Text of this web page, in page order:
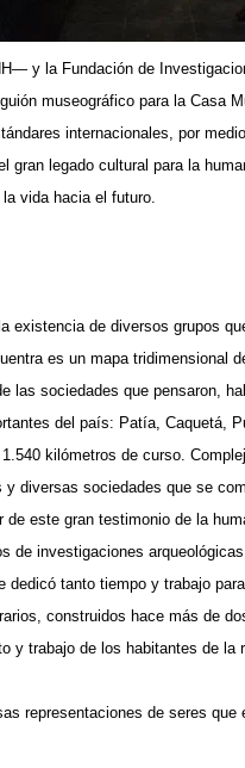
y la Fundación de
museográfico para la Casa
internacionales, por
legado cultural para la
vida hacia el futuro.
de diversos grupos
es un mapa tridimensional
sociedades que pensaron,
del país: Patía, Caquetá,
kilómetros de curso.
diversas sociedades que se
este gran testimonio de la
de investigaciones
tanto tiempo y trabajo
construidos hace más de
y trabajo de los habitantes de la
representaciones de seres